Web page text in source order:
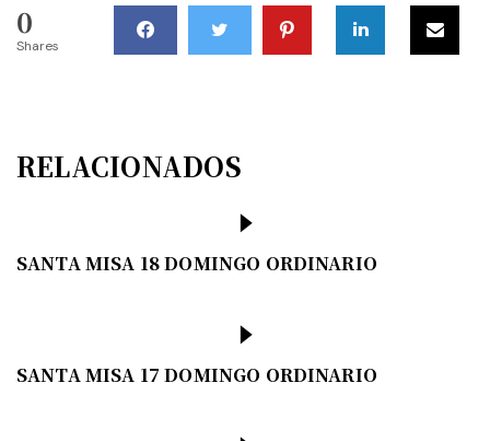
0
Shares
RELACIONADOS
SANTA MISA 18 DOMINGO ORDINARIO
SANTA MISA 17 DOMINGO ORDINARIO